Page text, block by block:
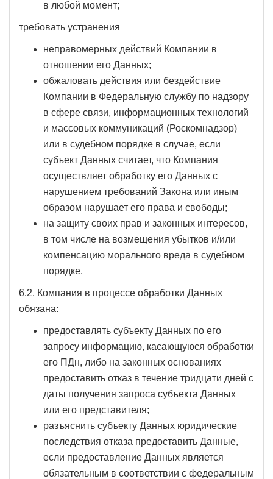
в любой момент;
требовать устранения
неправомерных действий Компании в
отношении его Данных;
обжаловать действия или бездействие
Компании в Федеральную службу по надзору
в сфере связи, информационных технологий
и массовых коммуникаций (Роскомнадзор)
или в судебном порядке в случае, если
субъект Данных считает, что Компания
осуществляет обработку его Данных с
нарушением требований Закона или иным
образом нарушает его права и свободы;
на защиту своих прав и законных интересов,
в том числе на возмещения убытков и/или
компенсацию морального вреда в судебном
порядке.
6.2. Компания в процессе обработки Данных
обязана:
предоставлять субъекту Данных по его
запросу информацию, касающуюся обработки
его ПДн, либо на законных основаниях
предоставить отказ в течение тридцати дней с
даты получения запроса субъекта Данных
или его представителя;
разъяснить субъекту Данных юридические
последствия отказа предоставить Данные,
если предоставление Данных является
обязательным в соответствии с федеральным